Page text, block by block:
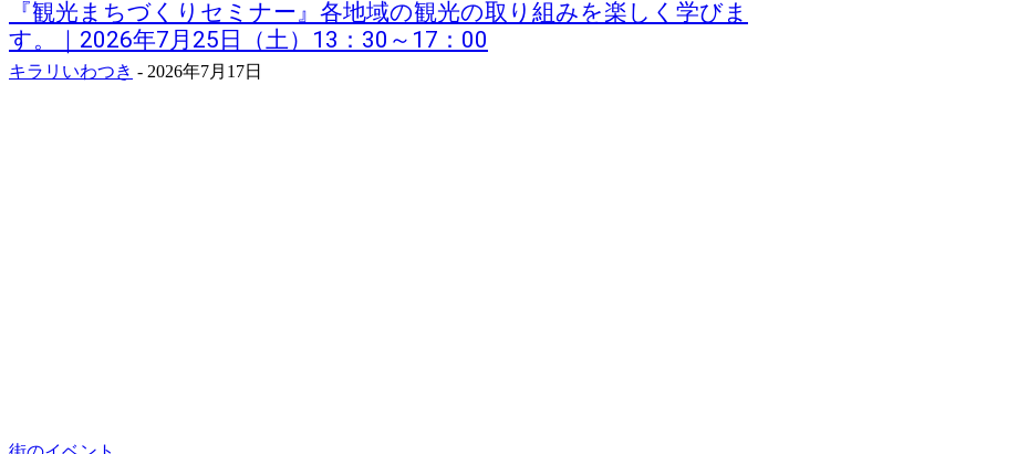
『観光まちづくりセミナー』各地域の観光の取り組みを楽しく学びま
す。｜2026年7月25日（土）13：30～17：00
キラリいわつき - 2026年7月17日